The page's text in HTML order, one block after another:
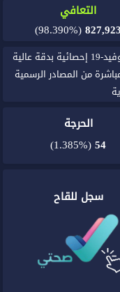
التعافي
827,923
(98.390%)
منصة سعودية لمتابعة انتشار فيروس كورونا كوفيد-19 إحصائية بدقة عالية
من المصادر الرسمية
الحرجة
54
(1.385%)
سجل للقاح